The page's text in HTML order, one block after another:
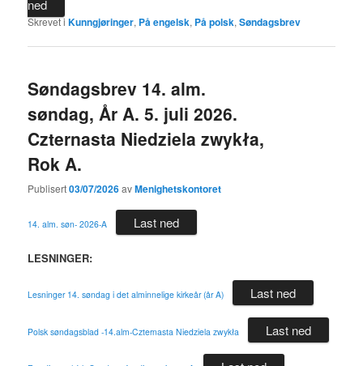
ned
Skrevet i Kunngjøringer, På engelsk, På polsk,Søndagsbrev
Søndagsbrev 14. alm.
søndag, År A. 5. juli 2026.
Czternasta Niedziela zwykła,
Rok A.
Publisert03/07/2026avMenighetskontoret
14. alm. søn- 2026-A Last ned
LESNINGER:
Lesninger 14. søndag i det alminnelige kirkeår (år A) Last ned
Polsk søndagsblad -14.alm-Czternasta Niedziela zwykła Last ned